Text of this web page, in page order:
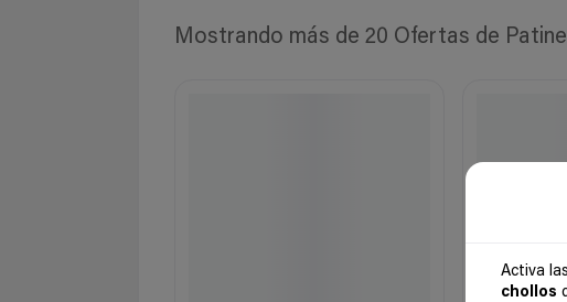
Activa
chollos
Mostrando más de 20 Ofertas de